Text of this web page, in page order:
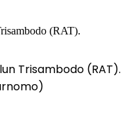
Trisambodo (RAT).